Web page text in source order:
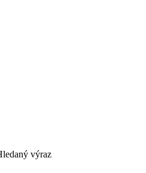
výraz